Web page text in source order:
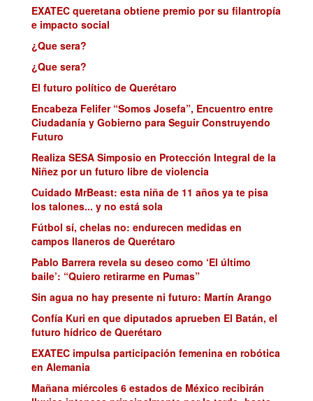
EXATEC queretana obtiene premio por su filantropía
e impacto social
¿Que sera?
¿Que sera?
El futuro político de Querétaro
Encabeza Felifer “Somos Josefa”, Encuentro entre
Ciudadanía y Gobierno para Seguir Construyendo
Futuro
Realiza SESA Simposio en Protección Integral de la
Niñez por un futuro libre de violencia
Cuidado MrBeast: esta niña de 11 años ya te pisa
los talones... y no está sola
Fútbol sí, chelas no: endurecen medidas en
campos llaneros de Querétaro
Pablo Barrera revela su deseo como ‘El último
baile’: “Quiero retirarme en Pumas”
Sin agua no hay presente ni futuro: Martín Arango
Confía Kuri en que diputados aprueben El Batán, el
futuro hídrico de Querétaro
EXATEC impulsa participación femenina en robótica
en Alemania
Mañana miércoles 6 estados de México recibirán